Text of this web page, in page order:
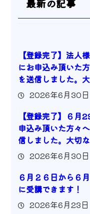
最新の記事
【登録完了】法人
にお申込み頂いた
を送信しました。
2026年6月30日
【登録完了】６月
申込み頂いた方々
信しました。大切
2026年6月30日
６月２６日から６
に受講できます！
2026年6月23日